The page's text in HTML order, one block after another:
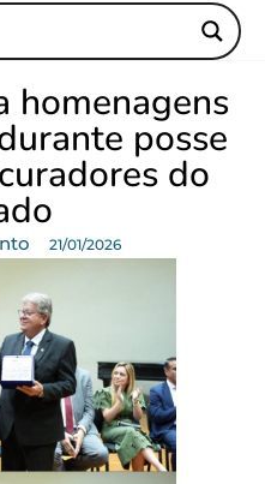
homenagens
posse
do
21/01/2026